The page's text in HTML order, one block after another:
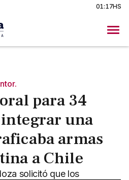
01:17HS
para 34
integrar una
armas
a Chile
solicitó que los